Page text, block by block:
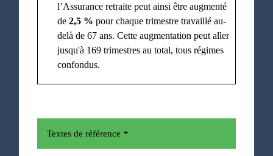
l’Assurance retraite peut ainsi être augmenté
de2,5 % pour chaque trimestre travaillé au-
delà de 67 ans. Cette augmentation peut aller
jusqu'à 169 trimestres au total, tous régimes
confondus.
Textes de référence